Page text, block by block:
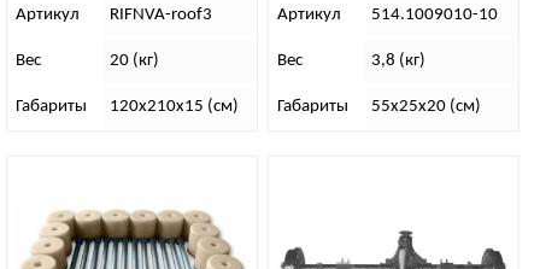
Артикул RIFNVA-roof3
Вес 20 (кг)
Габариты 120х210х15 (см)
Артикул 514.1009010-10
Вес 3,8 (кг)
Габариты 55х25х20 (см)